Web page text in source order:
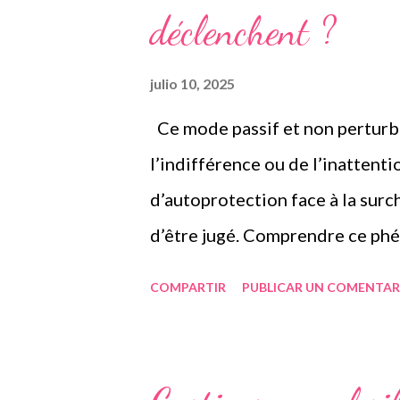
sino un concepto divulgativo
fenómeno, que funciona
sobrecarga de estímulos,
déclenchent ?
julio 10, 2025
Ce mode passif et non
l’indifférence ou de
d’autoprotection face à la
d’être jugé. Comprendre ce
COMPARTIR PUBLICAR UN